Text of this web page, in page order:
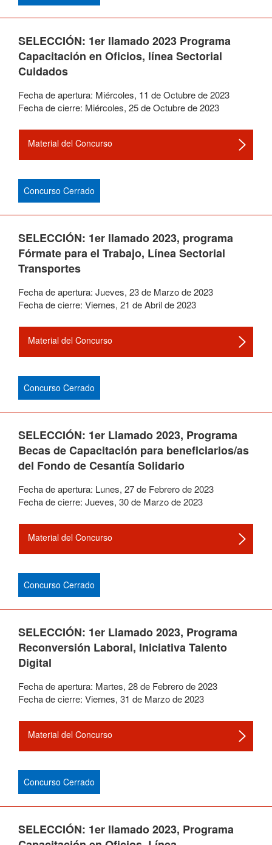
SELECCIÓN: 1er llamado 2023 Programa
Capacitación en Oficios, línea Sectorial
Cuidados
Fecha de apertura: Miércoles, 11 deOctubrede2023
Fecha de cierre: Miércoles, 25deOctubrede2023
Material del Concurso
Concurso Cerrado
SELECCIÓN: 1er llamado 2023, programa
Fórmate para el Trabajo, Línea Sectorial
Transportes
Fecha de apertura: Jueves, 23de Marzode2023
Fecha de cierre: Viernes, 21 deAbrilde2023
Material del Concurso
Concurso Cerrado
SELECCIÓN: 1er Llamado 2023, Programa
Becas de Capacitación para beneficiarios/as
del Fondo de Cesantía Solidario
Fecha de apertura: Lunes, 27de Febrerode2023
Fecha de cierre: Jueves, 30de Marzode2023
Material del Concurso
Concurso Cerrado
SELECCIÓN: 1er Llamado 2023, Programa
Reconversión Laboral, Iniciativa Talento
Digital
Fecha de apertura: Martes, 28de Febrerode2023
Fecha de cierre: Viernes, 31 de Marzode2023
Material del Concurso
Concurso Cerrado
SELECCIÓN: 1er llamado 2023, Programa